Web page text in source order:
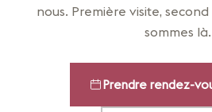
nous. Première visite, second
sommes là.
Prendre rendez-